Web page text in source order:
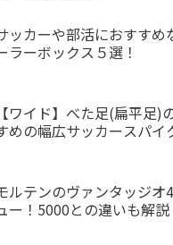
ッカーや部活におすすめ
ラーボックス５選！
【ワイド】べた足(扁平足)
めの幅広サッカースパイ
ルテンのヴァンタッジオ
ー！5000との違いも解説